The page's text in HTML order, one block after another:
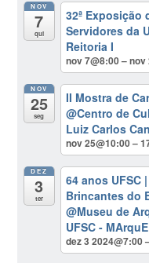
NOV
7
qui
32ª Exposição
Servidores da
Reitoria I
nov 7@8:00 – nov
NOV
25
seg
II Mostra de
@Centro de
Luiz Carlos
nov 25@10:00 –
DEZ
3
ter
64 anos UFSC
Brincantes do
@Museu de
UFSC - MArquE
dez 3 2024@7:00